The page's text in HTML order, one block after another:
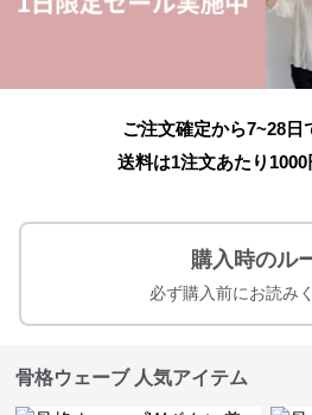
ご注文確定から7~28日
送料は1注文あたり 1000
購入時のル
必ず購入前にお読み
骨格ウェーブ 人気アイテム